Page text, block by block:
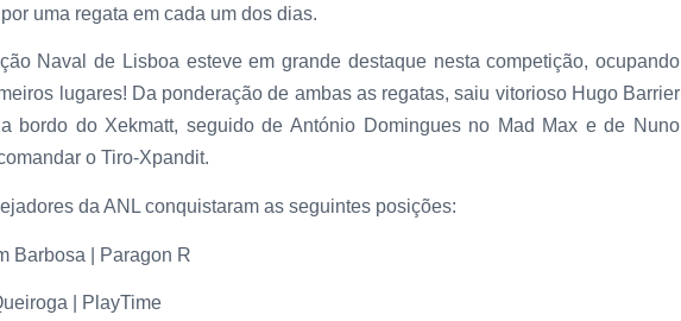
uma regata em cada um dos dias.
Naval de Lisboa esteve em grande destaque nesta competição, ocupando
lugares! Da ponderação de ambas as regatas, saiu vitorioso Hugo Barrier
bordo do Xekmatt, seguido de António Domingues no Mad Max e de Nuno
o Tiro-Xpandit.
da ANL conquistaram as seguintes posições:
Barbosa | Paragon R
| PlayTime